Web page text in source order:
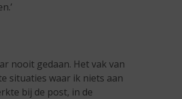
nooit gedaan. Het vak van
situaties waar ik niets aan
bij de post, in de